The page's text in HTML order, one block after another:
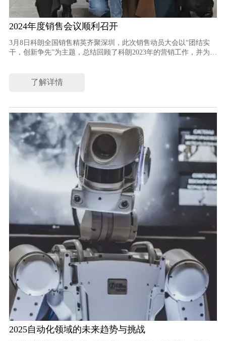
2024年度销售会议顺利召开
3月8日科朗全国销售精英齐聚深圳，此次销售动员大会以“团结实
干，创新争先”为主题，总结回顾了科朗2023年的营销工作，并为
了解详情
2025自动化领域的未来趋势与挑战